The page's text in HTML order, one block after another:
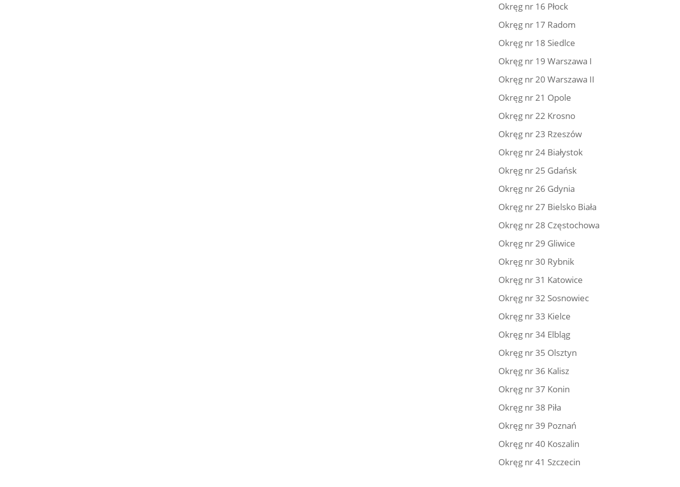
Okręg nr 16 Płock
Okręg nr 17 Radom
Okręg nr 18 Siedlce
Okręg nr 19 Warszawa I
Okręg nr 20 Warszawa II
Okręg nr 21 Opole
Okręg nr 22 Krosno
Okręg nr 23 Rzeszów
Okręg nr 24 Białystok
Okręg nr 25 Gdańsk
Okręg nr 26 Gdynia
Okręg nr 27 Bielsko Biała
Okręg nr 28 Częstochowa
Okręg nr 29 Gliwice
Okręg nr 30 Rybnik
Okręg nr 31 Katowice
Okręg nr 32 Sosnowiec
Okręg nr 33 Kielce
Okręg nr 34 Elbląg
Okręg nr 35 Olsztyn
Okręg nr 36 Kalisz
Okręg nr 37 Konin
Okręg nr 38 Piła
Okręg nr 39 Poznań
Okręg nr 40 Koszalin
Okręg nr 41 Szczecin